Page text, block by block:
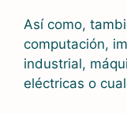
Así como,
computación,
industrial,
eléctricas o